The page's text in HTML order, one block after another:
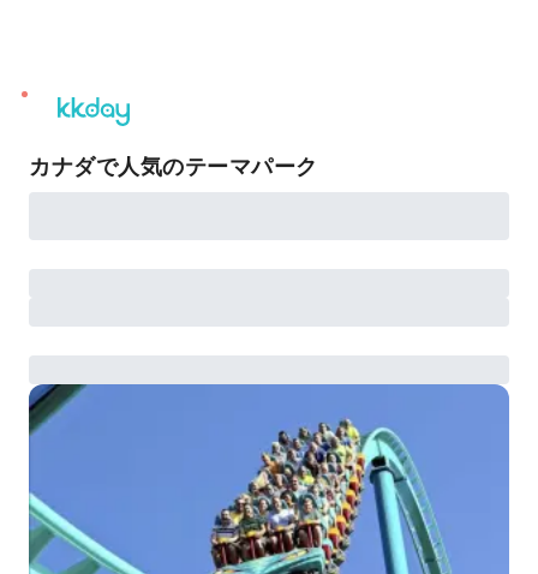
unread
notifications
カナダで人気のテーマパーク